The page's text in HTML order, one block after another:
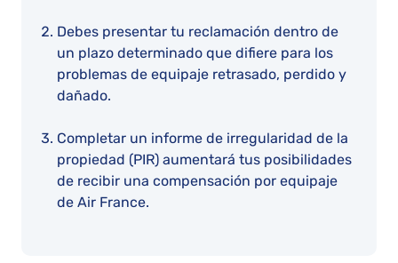
Debes presentar tu reclamación dentro de
un plazo determinado que difiere para los
problemas de equipaje retrasado, perdido y
dañado.
Completar un informe de irregularidad de la
propiedad (PIR) aumentará tus posibilidades
de recibir una compensación por equipaje
de Air France.